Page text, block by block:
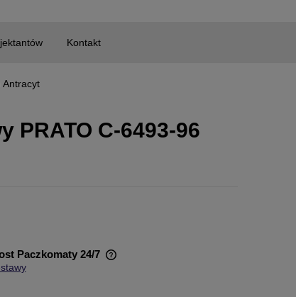
Kontakt
Antracyt
PRATO C-6493-96
Paczkomaty 24/7